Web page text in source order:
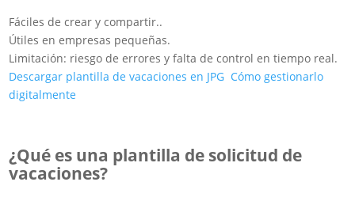
Fáciles de crear y compartir..
Útiles en empresas pequeñas.
Limitación: riesgo de errores y falta de control en tiempo real.
Descargar plantilla de vacaciones en JPG Cómo gestionarlo
digitalmente
¿Qué es una plantilla de solicitud de
vacaciones?